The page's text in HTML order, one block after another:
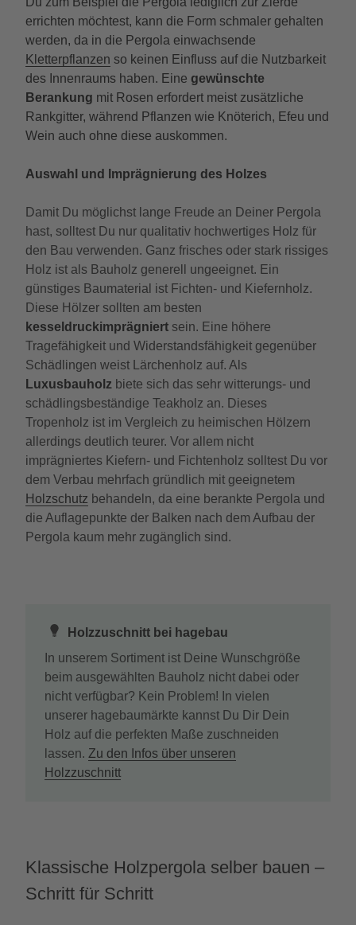
errichten möchtest, kann die Form schmaler gehalten
werden, da in die Pergola einwachsende
Kletterpflanzen so keinen Einfluss auf die Nutzbarkeit
des Innenraums haben. Eine gewünschte
Berankung mit Rosen erfordert meist zusätzliche
Rankgitter, während Pflanzen wie Knöterich, Efeu und
Wein auch ohne diese auskommen.
Auswahl und Imprägnierung des Holzes
Damit Du möglichst lange Freude an Deiner Pergola
hast, solltest Du nur qualitativ hochwertiges Holz für
den Bau verwenden. Ganz frisches oder stark rissiges
Holz ist als Bauholz generell ungeeignet. Ein
günstiges Baumaterial ist Fichten- und Kiefernholz.
Diese Hölzer sollten am besten
kesseldruckimprägniert sein. Eine höhere
Tragefähigkeit und Widerstandsfähigkeit gegenüber
Schädlingen weist Lärchenholz auf. Als
Luxusbauholz biete sich das sehr witterungs- und
schädlingsbeständige Teakholz an. Dieses
Tropenholz ist im Vergleich zu heimischen Hölzern
allerdings deutlich teurer. Vor allem nicht
imprägniertes Kiefern- und Fichtenholz solltest Du vor
dem Verbau mehrfach gründlich mit geeignetem
Holzschutz behandeln, da eine berankte Pergola und
die Auflagepunkte der Balken nach dem Aufbau der
Pergola kaum mehr zugänglich sind.
Holzzuschnitt bei hagebau
In unserem Sortiment ist Deine Wunschgröße
beim ausgewählten Bauholz nicht dabei oder
nicht verfügbar? Kein Problem! In vielen
unserer hagebaumärkte kannst Du Dir Dein
Holz auf die perfekten Maße zuschneiden
lassen. Zu den Infos über unseren
Holzzuschnitt
Klassische Holzpergola selber bauen –
Schritt für Schritt